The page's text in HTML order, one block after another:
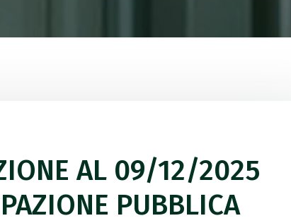
AL 09/12/2025
PUBBLICA